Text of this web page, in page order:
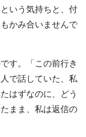
いう気持ちと、付
かみ合いませんで
す。「この前行き
で話していた、私
はずなのに、どう
まま、私は返信の